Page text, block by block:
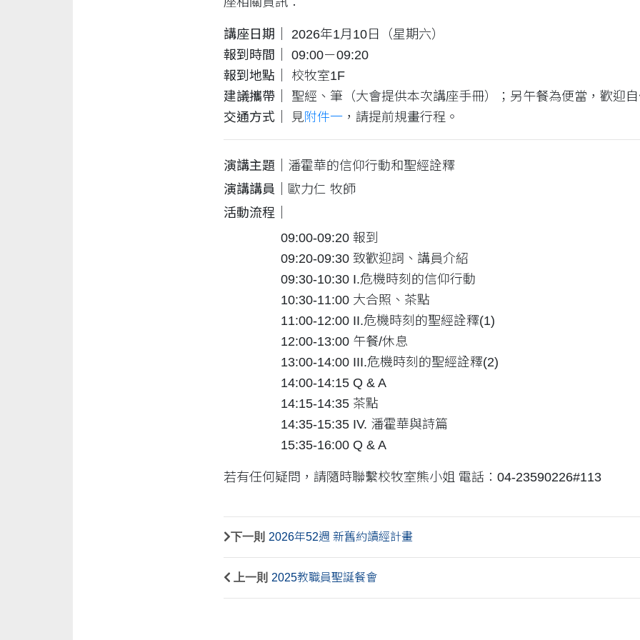
講座日期｜
2026年1月10日（星期六）
報到時間｜
09:00－09:20
報到地點｜ 校牧室1F
建議攜帶｜ 聖經、筆（大會提供本次講座手冊）；另午餐為便當，歡迎
交通方式｜ 見 附件一 ，請提前規畫行程。
演講主題｜ 潘霍華的信仰行動和聖經詮釋
演講講員｜ 歐力仁 牧師
活動流程｜
09:00-09:20 報到
09:20-09:30 致歡迎詞、講員介紹
09:30-10:30 I.危機時刻的信仰行動
10:30-11:00 大合照、茶點
11:00-12:00 II.危機時刻的聖經詮釋(1)
12:00-13:00 午餐/休息
13:00-14:00 III.危機時刻的聖經詮釋(2)
14:00-14:15 Q & A
14:15-14:35 茶點
14:35-15:35 IV. 潘霍華與詩篇
15:35-16:00 Q & A
若有任何疑問，請隨時聯繫校牧室熊小姐 電話：04-23590226#113
下一則 2026年52週 新舊約讀經計畫
上一則 2025教職員聖誕餐會